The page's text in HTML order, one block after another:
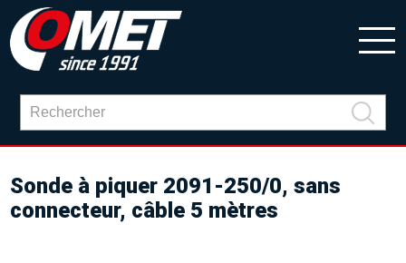
Sonde à piquer 2091-250/0, sans
connecteur, câble 5 mètres